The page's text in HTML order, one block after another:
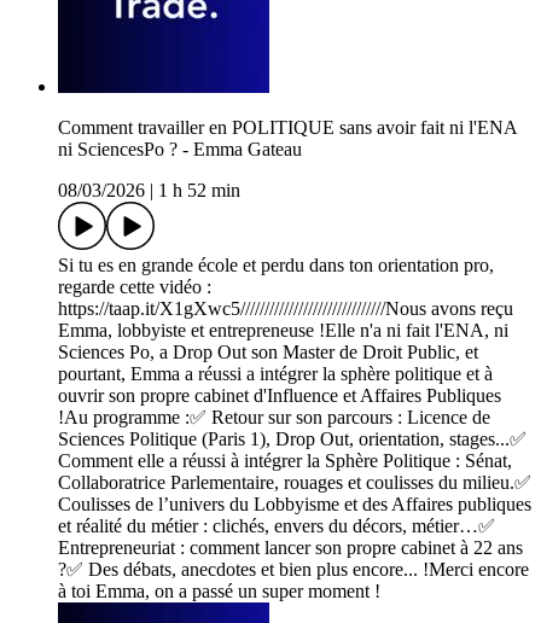
Comment travailler en POLITIQUE sans avoir fait ni l'ENA
ni SciencesPo ? - Emma Gateau
08/03/2026
1 h 52 min
Si tu es en grande école et perdu dans ton orientation pro,
regarde cette vidéo :
https://taap.it/X1gXwc5//////////////////////////////Nous avons reçu
Emma, lobbyiste et entrepreneuse !Elle n'a ni fait l'ENA, ni
Sciences Po, a Drop Out son Master de Droit Public, et
pourtant, Emma a réussi a intégrer la sphère politique et à
ouvrir son propre cabinet d'Influence et Affaires Publiques
!Au programme :✅ Retour sur son parcours : Licence de
Sciences Politique (Paris 1), Drop Out, orientation, stages...✅
Comment elle a réussi à intégrer la Sphère Politique : Sénat,
Collaboratrice Parlementaire, rouages et coulisses du milieu.✅
Coulisses de l’univers du Lobbyisme et des Affaires publiques
et réalité du métier : clichés, envers du décors, métier…✅
Entrepreneuriat : comment lancer son propre cabinet à 22 ans
?✅ Des débats, anecdotes et bien plus encore... !Merci encore
à toi Emma, on a passé un super moment !